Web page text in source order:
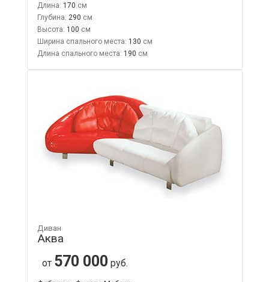
Длина: 170
Глубина: 290
Высота: 100
Ширина спального места: 130
Длина спального места: 190
Диван
Аква
от 570 000 руб.